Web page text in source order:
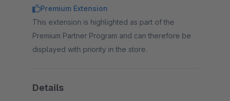
Premium Extension
This extension is highlighted as part of the
Premium Partner Program and can therefore be
displayed with priority in the store.
Details